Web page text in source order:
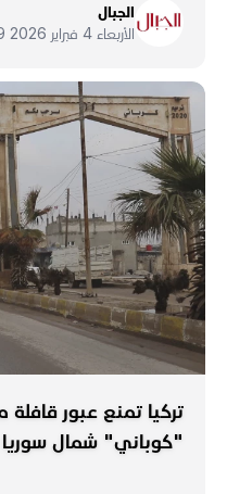
الجبال
الأربعاء 4 فبراير 2026 09:49 م
تركيا تمنع عبور
"كوباني" شمال سوريا